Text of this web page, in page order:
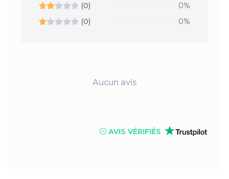
(0)
0%
(0)
0%
Aucun avis
AVIS VÉRIFIÉS